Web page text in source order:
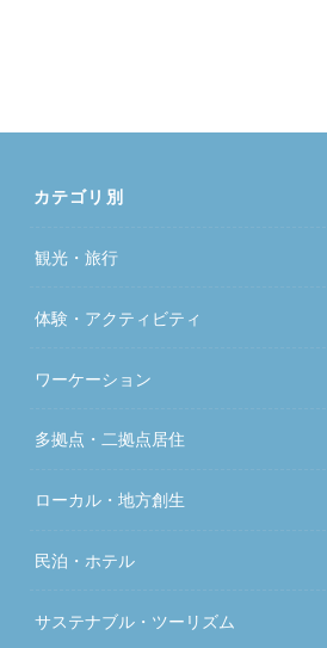
カテゴリ別
観光・旅行
体験・アクティビティ
ワーケーション
多拠点・二拠点居住
ローカル・地方創生
民泊・ホテル
サステナブル・ツーリズム